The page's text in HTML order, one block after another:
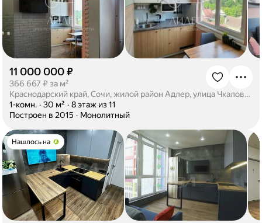
11 000 000 ₽
366 667 ₽ за м²
Краснодарский край, Сочи, жилой район Адлер, улица Чкалова, 13
1-комн. · 30 м² · 8 этаж из 11
Построен в 2015 · Монолитный
Нашлось на